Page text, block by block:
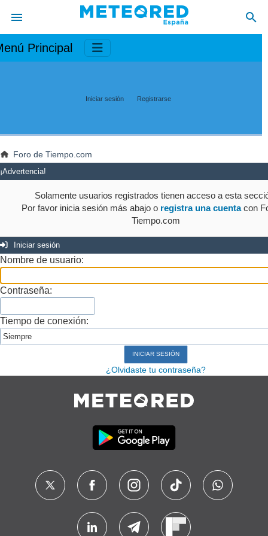
Principal
Iniciar sesión Registrarse
Foro de Tiempo.com
¡Advertencia!
Solamente usuarios registrados tienen acceso a esta
Por favor inicia sesión más abajo o registra una cuentacon
Tiempo.com
Iniciar sesión
Nombre de usuario:
Contraseña:
Tiempo de conexión:
¿Olvidaste tu contraseña?